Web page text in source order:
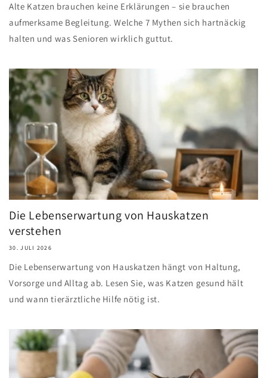
Alte Katzen brauchen keine Erklärungen – sie brauchen
aufmerksame Begleitung. Welche 7 Mythen sich hartnäckig
halten und was Senioren wirklich guttut.
Die Lebenserwartung von Hauskatzen
verstehen
30. JULI 2026
Die Lebenserwartung von Hauskatzen hängt von Haltung,
Vorsorge und Alltag ab. Lesen Sie, was Katzen gesund hält
und wann tierärztliche Hilfe nötig ist.